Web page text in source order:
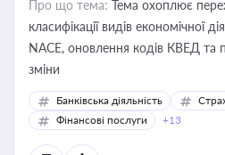
Про що тема: Тема охоплює
класифікації видів економічної
NACE, оновлення кодів КВЕД та
зміни
Банківська діяльність
Фінансові послуги
+13